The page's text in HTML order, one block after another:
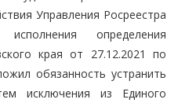
Управления Росреестра
определения
края от 27.12.2021 по
обязанность устранить
исключения из Единого